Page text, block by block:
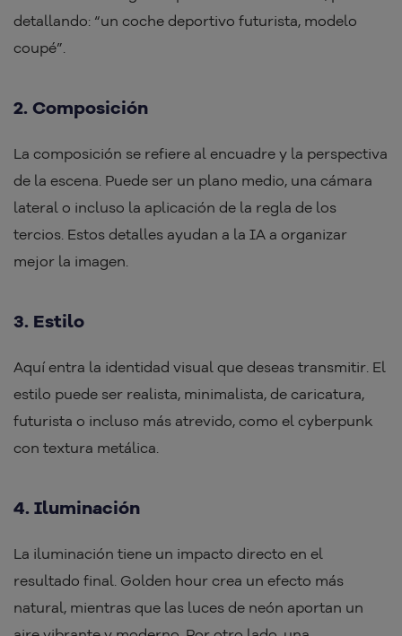
detallando: “un coche deportivo futurista, modelo
coupé”.
2. Composición
La composición se refiere al encuadre y la perspectiva
de la escena. Puede ser un plano medio, una cámara
lateral o incluso la aplicación de la regla de los
tercios. Estos detalles ayudan a la IA a organizar
mejor la imagen.
3. Estilo
Aquí entra la identidad visual que deseas transmitir. El
estilo puede ser realista, minimalista, de caricatura,
futurista o incluso más atrevido, como el cyberpunk
con textura metálica.
4. Iluminación
La iluminación tiene un impacto directo en el
resultado final. Golden hour crea un efecto más
natural, mientras que las luces de neón aportan un